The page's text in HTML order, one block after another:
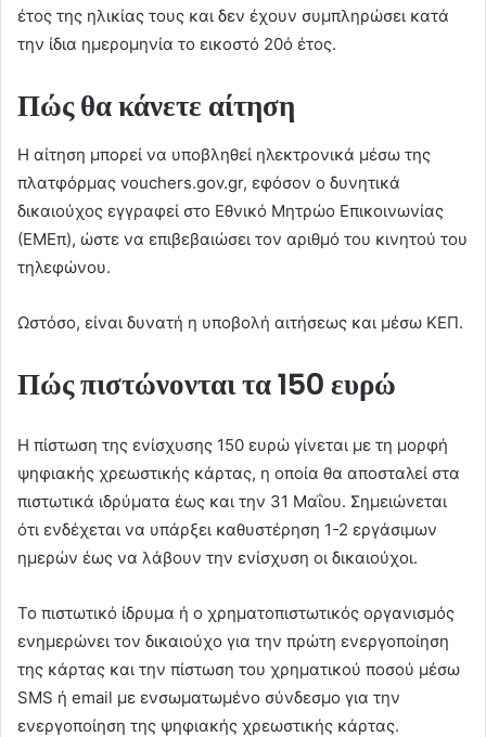
έτος της ηλικίας τους και δεν έχουν συμπληρώσει κατά
την ίδια ημερομηνία το εικοστό 20ό έτος.
Πώς θα κάνετε αίτηση
Η αίτηση μπορεί να υποβληθεί ηλεκτρονικά μέσω της
πλατφόρμας vouchers.gov.gr, εφόσον ο δυνητικά
δικαιούχος εγγραφεί στο Εθνικό Μητρώο Επικοινωνίας
(ΕΜΕπ), ώστε να επιβεβαιώσει τον αριθμό του κινητού του
τηλεφώνου.
Ωστόσο, είναι δυνατή η υποβολή αιτήσεως και μέσω ΚΕΠ.
Πώς πιστώνονται τα 150 ευρώ
Η πίστωση της ενίσχυσης 150 ευρώ γίνεται με τη μορφή
ψηφιακής χρεωστικής κάρτας, η οποία θα αποσταλεί στα
πιστωτικά ιδρύματα έως και την 31 Μαΐου. Σημειώνεται
ότι ενδέχεται να υπάρξει καθυστέρηση 1-2 εργάσιμων
ημερών έως να λάβουν την ενίσχυση οι δικαιούχοι.
Το πιστωτικό ίδρυμα ή ο χρηματοπιστωτικός οργανισμός
ενημερώνει τον δικαιούχο για την πρώτη ενεργοποίηση
της κάρτας και την πίστωση του χρηματικού ποσού μέσω
SMS ή email με ενσωματωμένο σύνδεσμο για την
ενεργοποίηση της ψηφιακής χρεωστικής κάρτας.